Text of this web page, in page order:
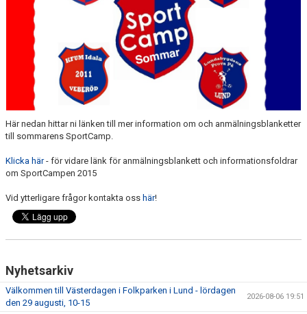
Här nedan hittar ni länken till mer information om och anmälningsblanketter
till sommarens SportCamp.
Klicka här- för vidare länk för anmälningsblankett och informationsfoldrar
om SportCampen 2015
Vid ytterligare frågor kontakta oss här!
Nyhetsarkiv
Välkommen till Västerdagen i Folkparken i Lund - lördagen
den 29 augusti, 10-15
2026-08-06 19:51